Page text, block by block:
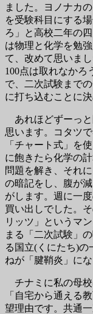
ました。ヨノナカ
を受験科目にする
ろ」と高校二年の
は物理と化学を勉
て、改めて思いま
100点は取れなかろ
で、二次試験まで
に打ち込むことに決
あれほどずーっと
思います。コタツ
「チャート式」を
に飽きたら化学の
問題を解き、それ
の暗記をし、腹が
がします。週に一
買い出しでした。
リッツ」というマ
まる「二次試験」
る国立(くにたち)
ねが「腱鞘炎」に
チナミに私の母校
「自宅から通える
望理由です。共通